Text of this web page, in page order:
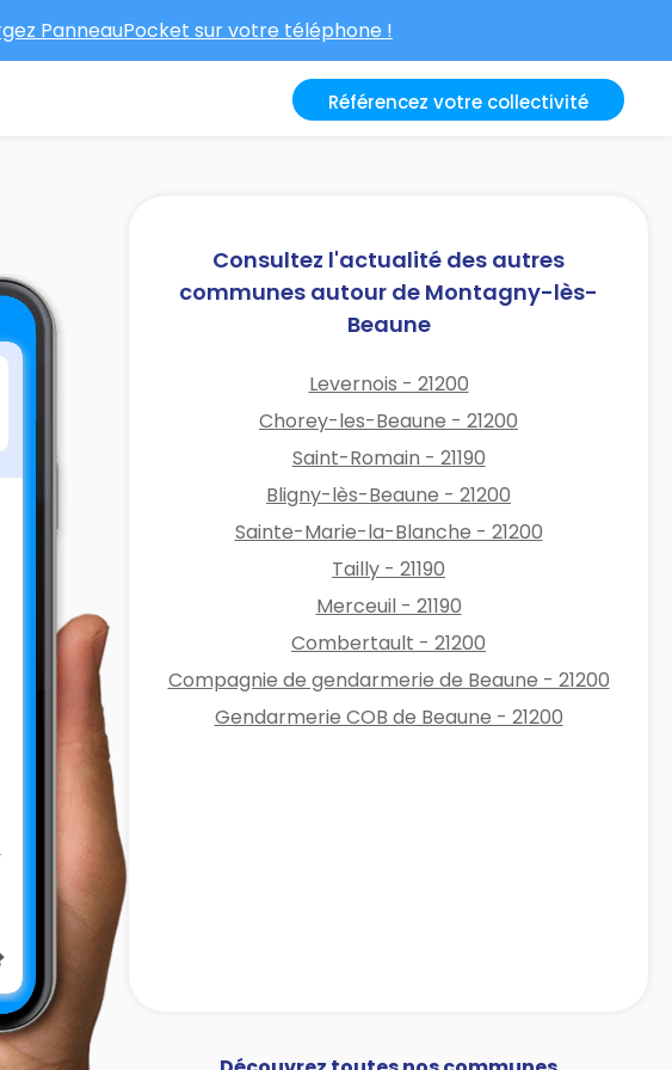
PanneauPocket sur votre téléphone !
Référencez votre collectivité
Consultez l'actualité des autres
communes autour de Montagny-lès-
Beaune
Levernois - 21200
Chorey-les-Beaune - 21200
Saint-Romain - 21190
Bligny-lès-Beaune - 21200
Sainte-Marie-la-Blanche - 21200
Tailly - 21190
Merceuil - 21190
Combertault - 21200
Compagnie de gendarmerie de Beaune - 21200
Gendarmerie COB de Beaune - 21200